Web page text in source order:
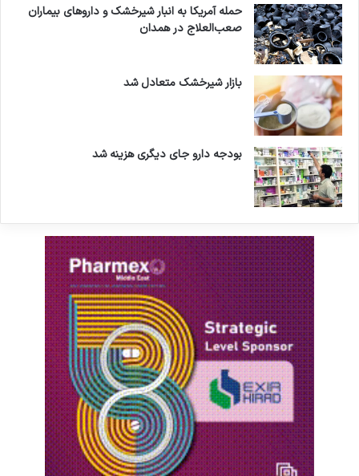
حمله آمریکا به انبار شیرخشک و داروهای بیماران
صعب‌العلاج در همدان
بازار شیرخشک متعادل شد
بودجه دارو جای دیگری هزینه شد